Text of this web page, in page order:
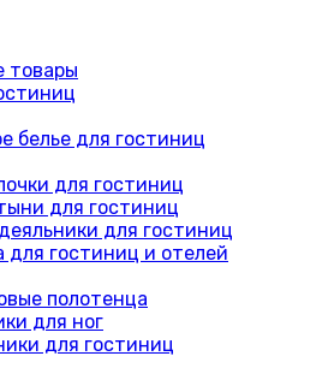
товары
белье для гостиниц
для гостиниц
для гостиниц
для гостиниц
для гостиниц и отелей
полотенца
для ног
для гостиниц